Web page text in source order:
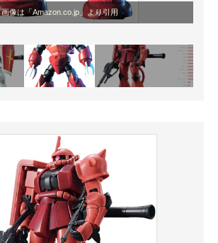
画像は「Amazon.co.jp」より引用